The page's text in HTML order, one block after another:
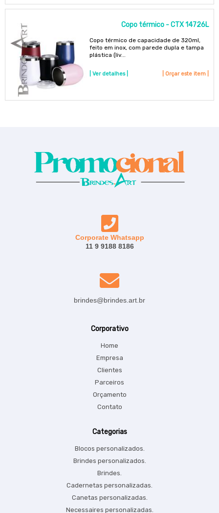
Copo térmico - CTX 14726L
Copo térmico de capacidade de 320ml,
feito em inox, com parede dupla e tampa
plástica (liv...
| Ver detalhes | | Orçar este item |
Corporate Whatsapp
11 9 9188 8186
brindes@brindes.art.br
Corporativo
Home
Empresa
Clientes
Parceiros
Orçamento
Contato
Categorias
Blocos personalizados.
Brindes personalizados.
Brindes.
Cadernetas personalizadas.
Canetas personalizadas.
Necessaires personalizadas.